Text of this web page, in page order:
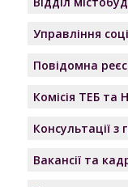
Управління
Повідомна
Комісія ТЕБ та
Консультації з
Вакансії та